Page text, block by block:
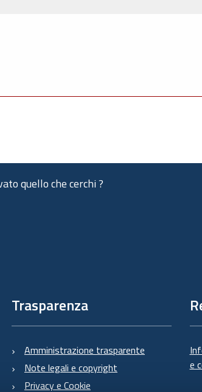
quello che cerchi ?
Trasparenza
Amministrazione trasparente
Note legali e copyright
Privacy e Cookie
e